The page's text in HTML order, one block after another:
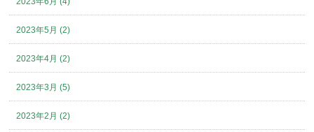
2023年5月 (2)
2023年4月 (2)
2023年3月 (5)
2023年2月 (2)